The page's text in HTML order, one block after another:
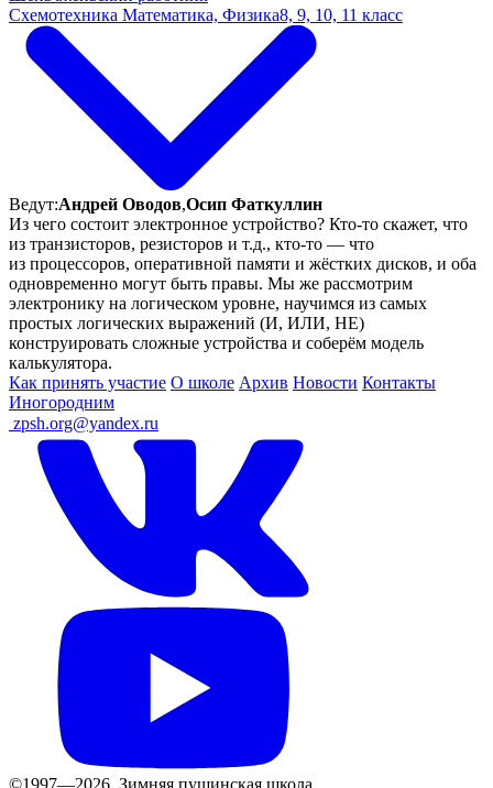
Схемотехника Математика, Физика8, 9, 10, 11 класс
Ведут:Андрей Оводов,Осип Фаткуллин
Из чего состоит электронное устройство? Кто-то скажет, что
из транзисторов, резисторов и т.д., кто-то — что
из процессоров, оперативной памяти и жёстких дисков, и оба
одновременно могут быть правы. Мы же рассмотрим
электронику на логическом уровне, научимся из самых
простых логических выражений (И, ИЛИ, НЕ)
конструировать сложные устройства и соберём модель
калькулятора.
Как принять участие О школе Архив Новости Контакты
Иногородним
zpsh.org@yandex.ru
©1997—2026, Зимняя пущинская школа